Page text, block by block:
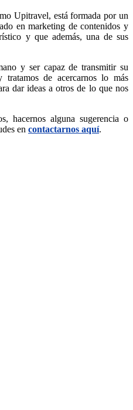
Upitravel, está formada por un
en marketing de contenidos y
y que además, una de sus
y ser capaz de transmitir su
de acercarnos lo más
dar ideas a otros de lo que nos
hacernos alguna sugerencia o
en contactarnos aquí.